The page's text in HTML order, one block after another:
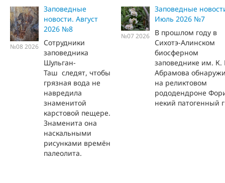
№08 2026
Заповедные
новости. Август
2026 №8
Сотрудники
заповедника
Шульган-
Таш следят, чтобы
грязная вода не
навредила
знаменитой
карстовой пещере.
Знаменита она
наскальными
рисунками времён
палеолита.
№07 2026
Заповедные
Июль 2026 №7
В прошлом году в
Сихотэ-Алинском
биосферном
заповеднике им. К.
Абрамова
на реликтовом
рододендроне
некий патогенный